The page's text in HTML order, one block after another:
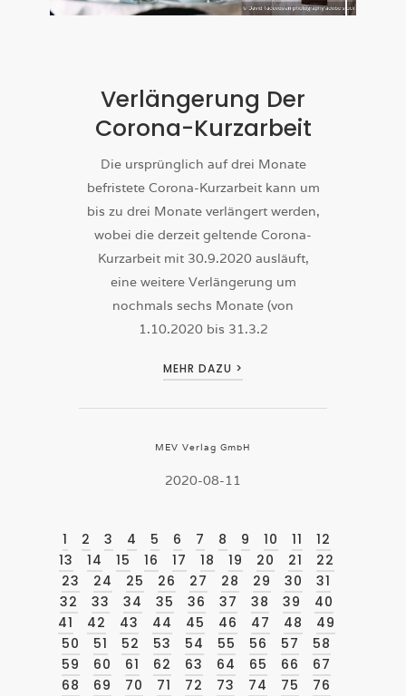
Verlängerung Der
Corona-Kurzarbeit
Die ursprünglich auf drei Monate
befristete Corona-Kurzarbeit kann um
bis zu drei Monate verlängert werden,
wobei die derzeit geltende Corona-
Kurzarbeit mit 30.9.2020 ausläuft,
eine weitere Verlängerung um
nochmals sechs Monate (von
1.10.2020 bis 31.3.2
MEHR DAZU >
MEV Verlag GmbH
2020-08-11
1 2 3 4 5 6 7 8 9 10 11
12
13
14 15 16 17 18 19 20 21
22
23
24 25 26 27 28 29 30
31
32
33 34 35 36 37 38 39
40
41
42 43 44 45 46 47 48
49
50
51 52 53 54 55 56 57
58
59
60 61 62 63 64 65 66
67
68
69 70 71 72 73 74 75 76